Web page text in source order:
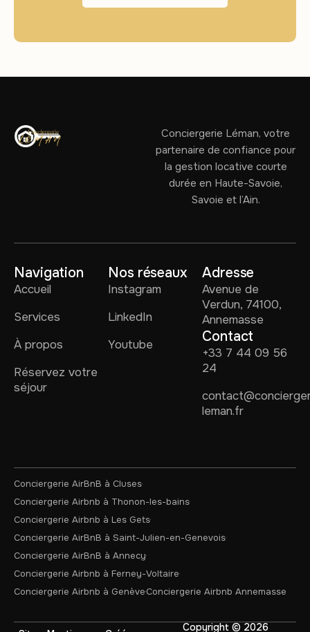
Conciergerie Léman, votre
partenaire de confiance pour
la gestion locative courte
durée en Haute-Savoie,
Savoie et l’Ain.
Navigation
Accueil
Services
À propos
Réservez votre
séjour
Nos réseaux
Instagram
LinkedIn
Youtube
Adresse
Avenue de
Verdun, 74100,
Annemasse
Contact
+33 7 44 09 56
24
leman.fr
Conciergerie AirBnB à Cluses
Conciergerie Airbnb à Thonon-les-bains
Conciergerie Airbnb à Les Gets
Conciergerie AirBnB à Saint-Julien-en-Genevois
Conciergerie AirBnB à Annecy
Conciergerie Airbnb à Ferney-Voltaire
Conciergerie Airbnb à GenèveConciergerie Airbnb Annemasse
Copyright © 2026